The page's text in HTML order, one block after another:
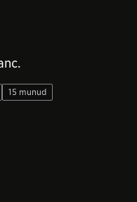
15 munud